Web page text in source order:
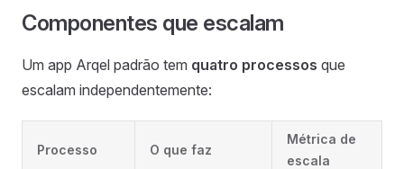
Componentes que escalam
Um app Arqel padrão tem quatro processos que
escalam independentemente:
Processo O que faz
Métrica de
escala